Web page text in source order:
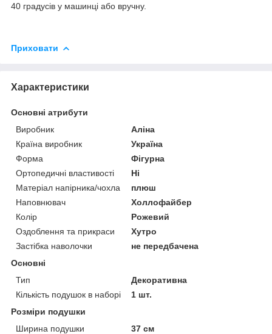
40 градусів у машинці або вручну.
Приховати
Характеристики
Основні атрибути
Виробник
Аліна
Країна виробник
Україна
Форма
Фігурна
Ортопедичні властивості
Ні
Матеріал напірника/чохла
плюш
Наповнювач
Холлофайбер
Колір
Рожевий
Оздоблення та прикраси
Хутро
Застібка наволочки
не передбачена
Основні
Тип
Декоративна
Кількість подушок в наборі
1 шт.
Розміри подушки
Ширина подушки
37 см